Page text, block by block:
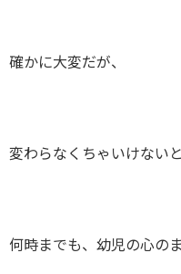
確かに大変だが、
変わらなくちゃいけないと
何時までも、幼児の心の